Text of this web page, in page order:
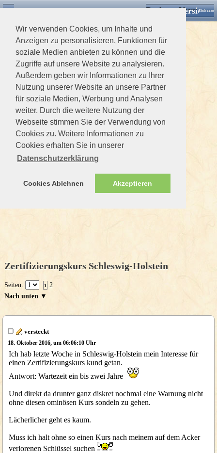
Wir verwenden Cookies, um Inhalte und
Anzeigen zu personalisieren, Funktionen für
soziale Medien anbieten zu können und die
Zugriffe auf unsere Website zu analysieren.
Außerdem geben wir Informationen zu Ihrer
Nutzung unserer Website an unsere Partner
für soziale Medien, Werbung und Analysen
weiter. Durch die weitere Nutzung der
Webseite stimmen Sie der Verwendung von
Cookies zu. Weitere Informationen zu
Cookies erhalten Sie in unserer
Datenschutzerklärung
Cookies Ablehnen Akzeptieren
Desktop VersionEinloggen
Zertifizierungskurs Schleswig-Holstein
Seiten: 1
2
Nach unten ▼
versteckt
18. Oktober 2016, um 06:06:10 Uhr
Ich hab letzte Woche in Schleswig-Holstein mein Interesse für
einen Zertifizierungskurs kund getan.
Antwort: Wartezeit ein bis zwei Jahre
Und direkt da drunter ganz diskret nochmal eine Warnung nicht
ohne diesen ominösen Kurs sondeln zu gehen.
Lächerlicher geht es kaum.
Muss ich halt ohne so einen Kurs nach meinem auf dem Acker
verlorenen Schlüssel suchen